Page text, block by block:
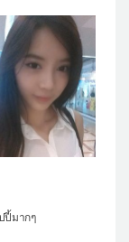
ปี้มากๆ